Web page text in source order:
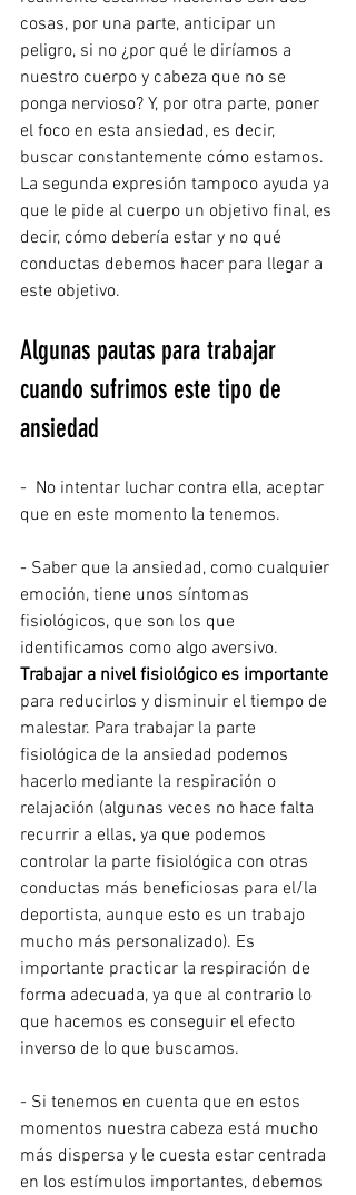
cosas, por una parte, anticipar un
peligro, si no ¿por qué le diríamos a
nuestro cuerpo y cabeza que no se
ponga nervioso? Y, por otra parte, poner
el foco en esta ansiedad, es decir,
buscar constantemente cómo estamos.
La segunda expresión tampoco ayuda ya
que le pide al cuerpo un objetivo final, es
decir, cómo debería estar y no qué
conductas debemos hacer para llegar a
este objetivo.
Algunas pautas para trabajar
cuando sufrimos este tipo de
ansiedad
-  No intentar luchar contra ella, aceptar
que en este momento la tenemos.
- Saber que la ansiedad, como cualquier
emoción, tiene unos síntomas
fisiológicos, que son los que
identificamos como algo aversivo.
Trabajar a nivel fisiológico es importante
para reducirlos y disminuir el tiempo de
malestar. Para trabajar la parte
fisiológica de la ansiedad podemos
hacerlo mediante la respiración o
relajación (algunas veces no hace falta
recurrir a ellas, ya que podemos
controlar la parte fisiológica con otras
conductas más beneficiosas para el/la
deportista, aunque esto es un trabajo
mucho más personalizado). Es
importante practicar la respiración de
forma adecuada, ya que al contrario lo
que hacemos es conseguir el efecto
inverso de lo que buscamos.
- Si tenemos en cuenta que en estos
momentos nuestra cabeza está mucho
más dispersa y le cuesta estar centrada
en los estímulos importantes, debemos